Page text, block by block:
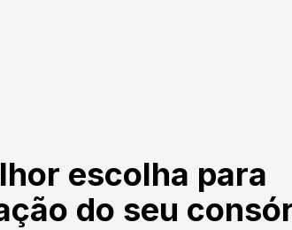
escolha para
do seu